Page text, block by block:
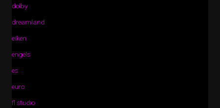
dolby
dreamland
eiken
engels
es
euro
fl studio